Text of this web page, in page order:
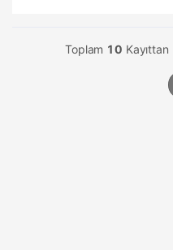
Toplam 10 Kayıttan